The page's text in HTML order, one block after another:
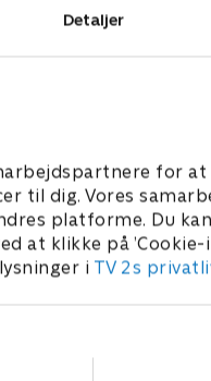
Detaljer
for at
til dig. Vores
platforme. Du
at klikke på
i TV 2s
at
igen.
Khatri